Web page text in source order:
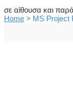
σε αίθουσα και
Home > MS Project